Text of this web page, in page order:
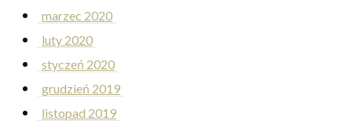
marzec 2020
luty 2020
styczeń 2020
grudzień 2019
listopad 2019